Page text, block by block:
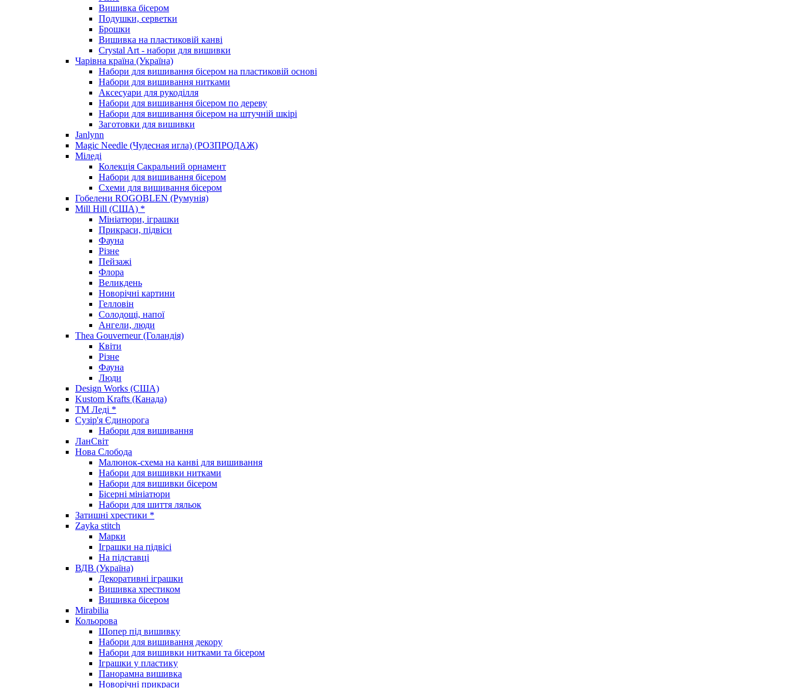
Вишивка бісером
Подушки, серветки
Брошки
Вишивка на пластиковій канві
Crystal Art - набори для вишивки
Чарівна країна (Україна)
Набори для вишивання бісером на пластиковій основі
Набори для вишивання нитками
Аксесуари для рукоділля
Набори для вишивання бісером по дереву
Набори для вишивання бісером на штучній шкірі
Заготовки для вишивки
Janlynn
Magic Needle (Чудесная игла) (РОЗПРОДАЖ)
Міледі
Колекція Сакральний орнамент
Набори для вишивання бісером
Схеми для вишивання бісером
Гобелени ROGOBLEN (Румунія)
Mill Hill (США) *
Мініатюри, іграшки
Прикраси, підвіси
Фауна
Різне
Пейзажі
Флора
Великдень
Новорічні картини
Гелловін
Солодощі, напої
Ангели, люди
Thea Gouverneur (Голандія)
Квіти
Різне
Фауна
Люди
Design Works (США)
Kustom Krafts (Канада)
ТМ Леді *
Сузір'я Єдинорога
Набори для вишивання
ЛанСвіт
Нова Слобода
Малюнок-схема на канві для вишивання
Набори для вишивки нитками
Набори для вишивки бісером
Бісерні мініатюри
Набори для шиття ляльок
Затишні хрестики *
Zayka stitch
Марки
Іграшки на підвісі
На підставці
ВДВ (Україна)
Декоративні іграшки
Вишивка хрестиком
Вишивка бісером
Mirabilia
Кольорова
Шопер під вишивку
Набори для вишивання декору
Набори для вишивки нитками та бісером
Іграшки у пластику
Панорамна вишивка
Новорічні прикраси